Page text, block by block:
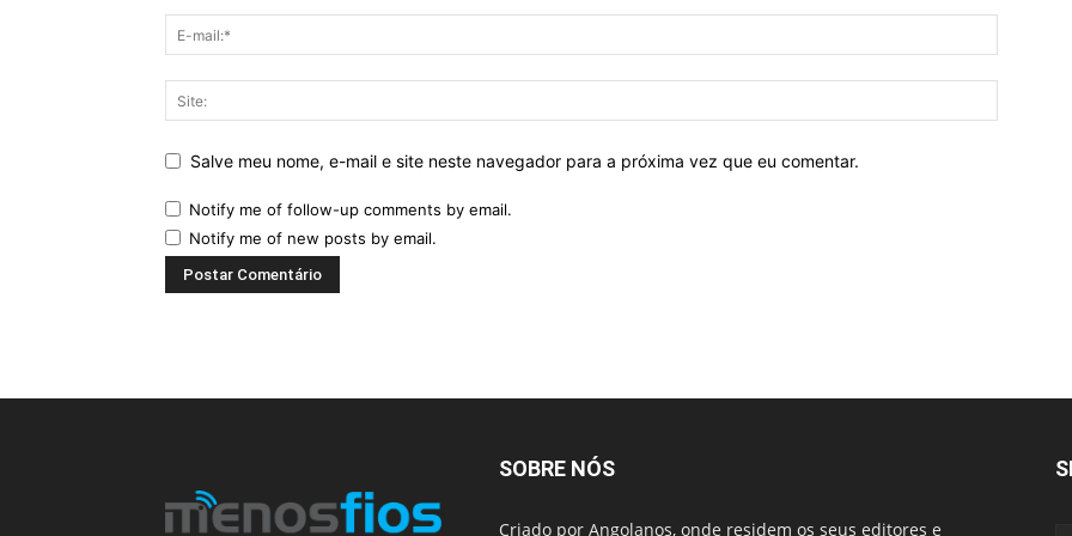
Salve meu nome, e-mail e site neste navegador para a próxima vez que eu comentar.
Notify me of follow-up comments by email.
Notify me of new posts by email.
SOBRE NÓS
Criado por Angolanos, onde residem os seus editores e